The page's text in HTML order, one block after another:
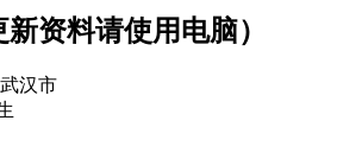
资料请使用电脑）
汉市